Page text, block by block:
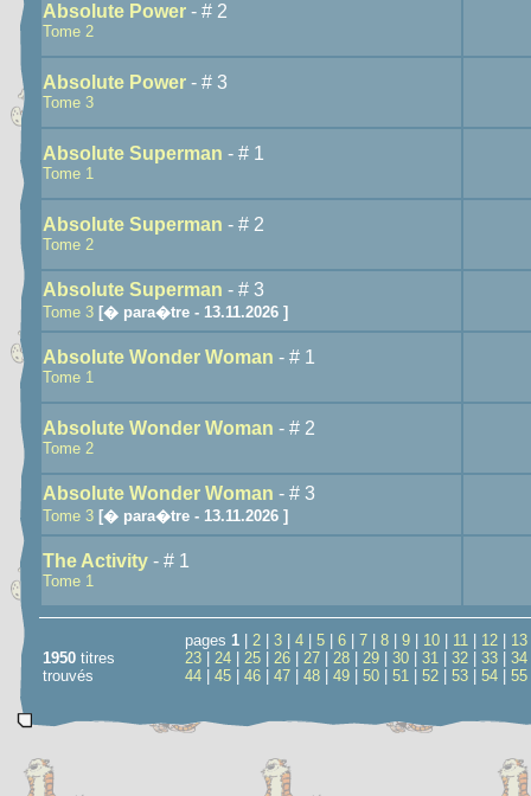
Absolute Power - # 2
Tome 2
Absolute Power - # 3
Tome 3
Absolute Superman - # 1
Tome 1
Absolute Superman - # 2
Tome 2
Absolute Superman - # 3
Tome 3 [� para�tre - 13.11.2026 ]
Absolute Wonder Woman - # 1
Tome 1
Absolute Wonder Woman - # 2
Tome 2
Absolute Wonder Woman - # 3
Tome 3 [� para�tre - 13.11.2026 ]
The Activity - # 1
Tome 1
1950 titres
trouvés
pages 1 2 3 4 5 6 7 8 9 10 11 12 13
23
24 25 26 27 28 29 30 31 32 33 34
44
45 46 47 48 49 50 51 52 53 54 55